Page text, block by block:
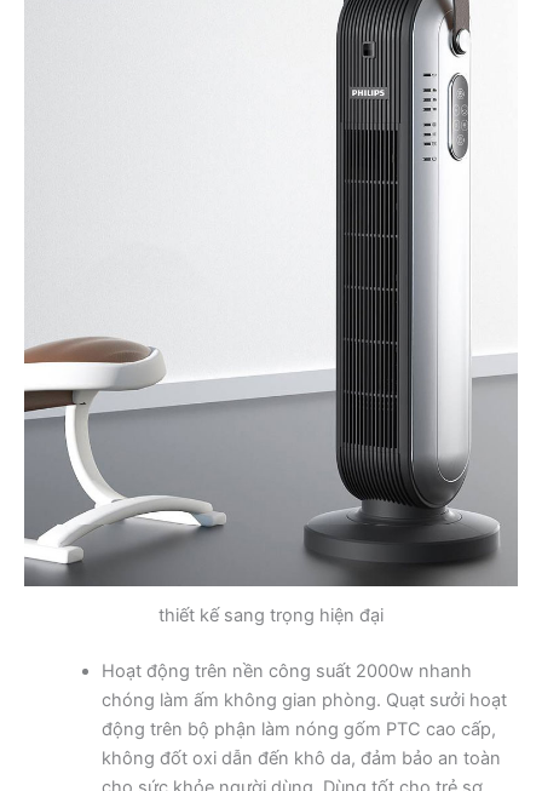
thiết kế sang trọng hiện đại
Hoạt động trên nền công suất 2000w nhanh
chóng làm ấm không gian phòng. Quạt sưởi hoạt
động trên bộ phận làm nóng gốm PTC cao cấp,
không đốt oxi dẫn đến khô da, đảm bảo an toàn